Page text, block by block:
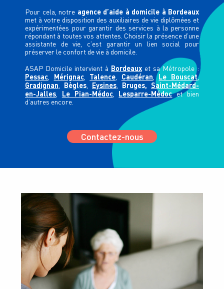
Pour cela, notre agence d’aide à domicile à Bordeaux
met à votre disposition des auxiliaires de vie diplômées et
expérimentées pour garantir des services à la personne
répondant à toutes vos attentes. Choisir la présence d’une
assistante de vie, c’est garantir un lien social pour
préserver le confort de vie à domicile.
ASAP Domicile intervient à Bordeaux et sa Métropole :
Pessac Mérignac, Talence Caudéran ,Le Bouscat,
Gradignan Bègles Eysines Bruges, Saint-Médard-
en-Jalles
Le Pian-Médoc, Lesparre-Médocet bien
d’autres encore.
Contactez-nous